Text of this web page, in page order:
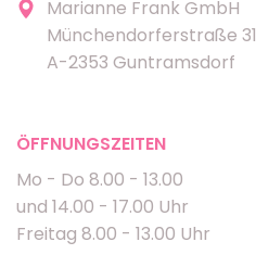
Marianne Frank GmbH
Münchendorferstraße 31
A-2353 Guntramsdorf
ÖFFNUNGSZEITEN
Mo - Do 8.00 - 13.00
und 14.00 - 17.00 Uhr
Freitag 8.00 - 13.00 Uhr